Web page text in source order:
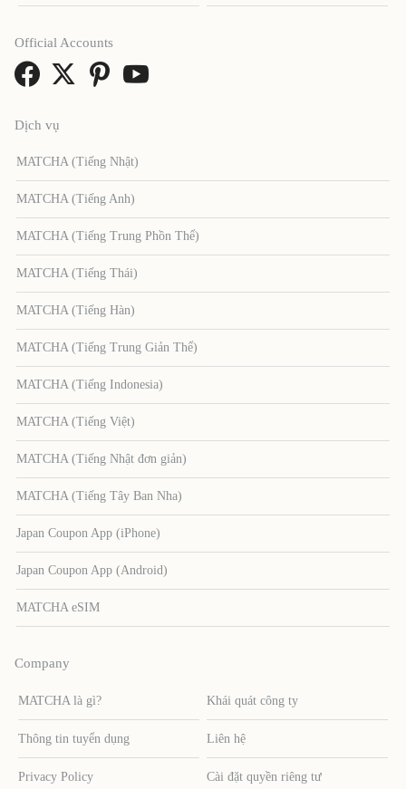
Dịch vụ
MATCHA (Tiếng Nhật)
MATCHA (Tiếng Anh)
MATCHA (Tiếng Trung Phồn Thể)
MATCHA (Tiếng Thái)
MATCHA (Tiếng Hàn)
MATCHA (Tiếng Trung Giản Thể)
MATCHA (Tiếng Indonesia)
MATCHA (Tiếng Việt)
MATCHA (Tiếng Nhật đơn giản)
MATCHA (Tiếng Tây Ban Nha)
Japan Coupon App (iPhone)
Japan Coupon App (Android)
MATCHA eSIM
Company
MATCHA là gì? Khái quát công ty
Thông tin tuyển dụng Liên hệ
Privacy Policy Cài đặt quyền riêng tư
Official Accounts